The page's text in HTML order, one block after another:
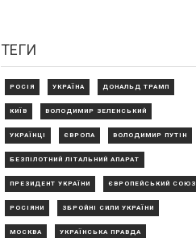
ТЕГИ
РОСІЯ УКРАЇНА ДОНАЛЬД ТРАМП
КИЇВ ВОЛОДИМИР ЗЕЛЕНСЬКИЙ
УКРАЇНЦІ ЄВРОПА ВОЛОДИМИР ПУТІН
БЕЗПІЛОТНИЙ ЛІТАЛЬНИЙ АПАРАТ
ПРЕЗИДЕНТ УКРАЇНИ ЄВРОПЕЙСЬКИЙ СОЮЗ
РОСІЯНИ ЗБРОЙНІ СИЛИ УКРАЇНИ
МОСКВА УКРАЇНСЬКА ПРАВДА